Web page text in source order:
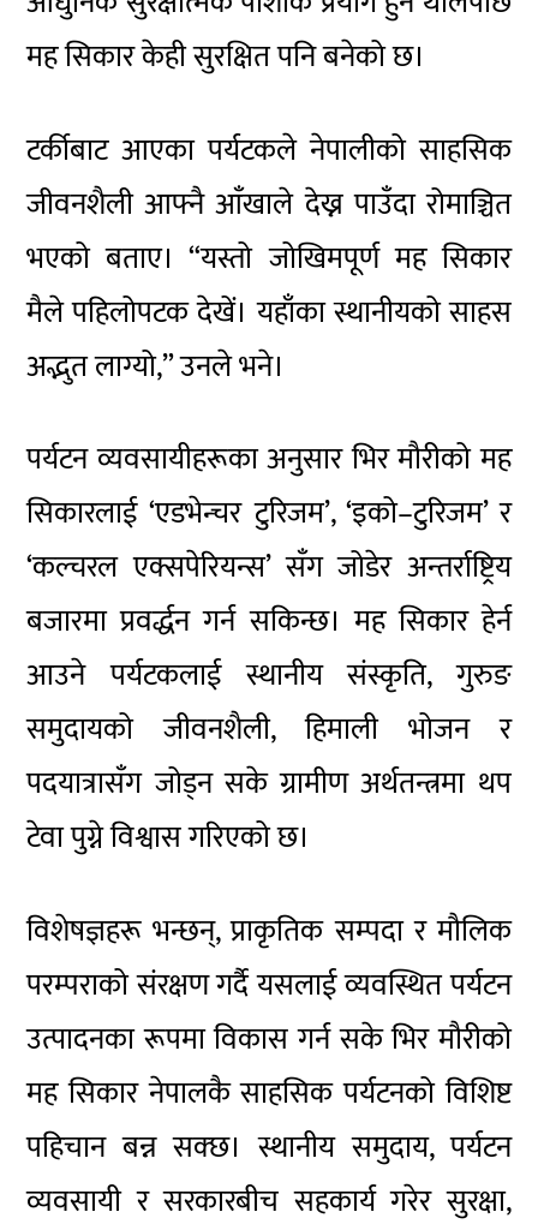
मह सिकार केही सुरक्षित पनि बनेको छ।
टर्कीबाट आएका पर्यटकले नेपालीको साहसिक
जीवनशैली आफ्नै आँखाले देख्न पाउँदा रोमाञ्चित
भएको बताए। “यस्तो जोखिमपूर्ण मह सिकार
मैले पहिलोपटक देखें। यहाँका स्थानीयको साहस
अद्भुत लाग्यो,” उनले भने।
पर्यटन व्यवसायीहरूका अनुसार भिर मौरीको मह
सिकारलाई ‘एडभेन्चर टुरिजम’, ‘इको–टुरिजम’ र
‘कल्चरल एक्सपेरियन्स’ सँग जोडेर अन्तर्राष्ट्रिय
बजारमा प्रवर्द्धन गर्न सकिन्छ। मह सिकार हेर्न
आउने पर्यटकलाई स्थानीय संस्कृति, गुरुङ
समुदायको जीवनशैली, हिमाली भोजन र
पदयात्रासँग जोड्न सके ग्रामीण अर्थतन्त्रमा थप
टेवा पुग्ने विश्वास गरिएको छ।
विशेषज्ञहरू भन्छन्, प्राकृतिक सम्पदा र मौलिक
परम्पराको संरक्षण गर्दै यसलाई व्यवस्थित पर्यटन
उत्पादनका रूपमा विकास गर्न सके भिर मौरीको
मह सिकार नेपालकै साहसिक पर्यटनको विशिष्ट
पहिचान बन्न सक्छ। स्थानीय समुदाय, पर्यटन
व्यवसायी र सरकारबीच सहकार्य गरेर सुरक्षा,